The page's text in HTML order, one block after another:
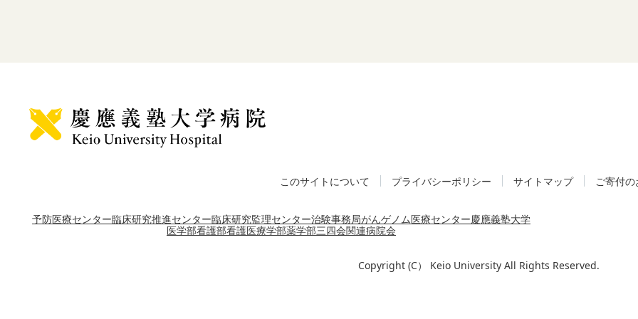
このサイトについて プライバシーポリシー サイトマップ ご寄付
予防医療センター臨床研究推進センター臨床研究監理センター治験事務局がんゲノム医療センター慶應義塾大学
医学部看護部看護医療学部薬学部三四会関連病院会
Copyright (C） Keio University All Rights Reserved.